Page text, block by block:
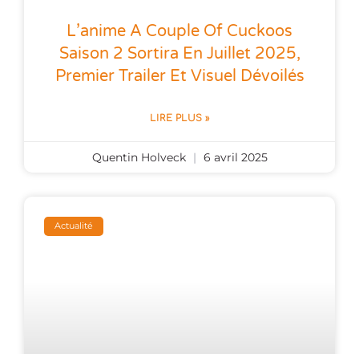
L’anime A Couple Of Cuckoos
Saison 2 Sortira En Juillet 2025,
Premier Trailer Et Visuel Dévoilés
LIRE PLUS »
Quentin Holveck 6 avril 2025
Actualité